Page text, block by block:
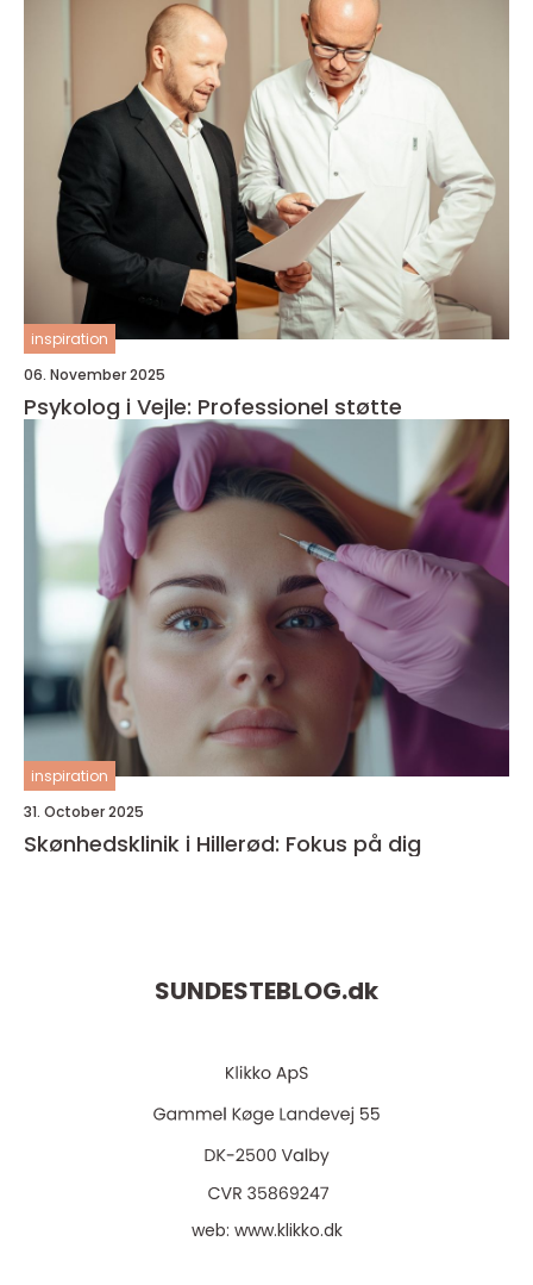
inspiration
06. November 2025
Psykolog i Vejle: Professionel støtte
inspiration
31. October 2025
Skønhedsklinik i Hillerød: Fokus på dig
SUNDESTEBLOG.dk
web: www.klikko.dk